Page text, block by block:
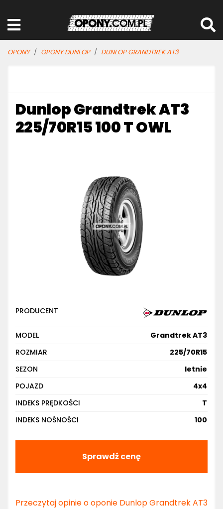
OPONY OPONY DUNLOP DUNLOP GRANDTREK AT3
Dunlop Grandtrek AT3
225/70R15 100 T OWL
PRODUCENT
MODEL
Grandtrek AT3
ROZMIAR
225/70R15
SEZON
letnie
POJAZD
4x4
INDEKS PRĘDKOŚCI
T
INDEKS NOŚNOŚCI
100
Sprawdź cenę
Przeczytaj opinie o oponie Dunlop Grandtrek AT3